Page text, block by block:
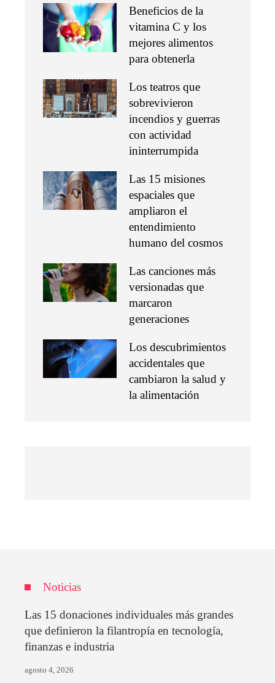
Beneficios de la
vitamina C y los
mejores alimentos
para obtenerla
Los teatros que
sobrevivieron
incendios y guerras
con actividad
ininterrumpida
Las 15 misiones
espaciales que
ampliaron el
entendimiento
humano del cosmos
Las canciones más
versionadas que
marcaron
generaciones
Los descubrimientos
accidentales que
cambiaron la salud y
la alimentación
Noticias
Las 15 donaciones individuales más grandes
que definieron la filantropía en tecnología,
finanzas e industria
agosto 4, 2026